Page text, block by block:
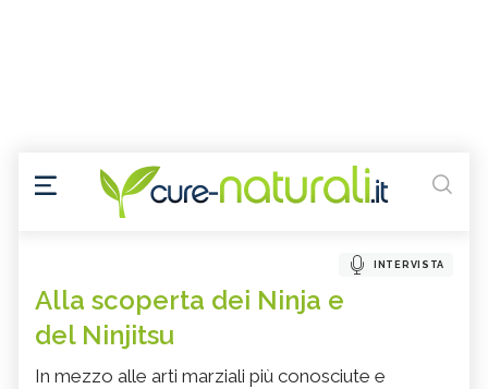
INTERVISTA
Alla scoperta dei Ninja e
del Ninjitsu
In mezzo alle arti marziali più conosciute e